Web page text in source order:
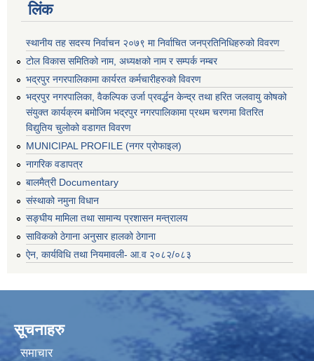
लिंक
स्थानीय तह सदस्य निर्वाचन २०७९ मा निर्वाचित जनप्रतिनिधिहरुको विवरण
टोल विकास समितिको नाम, अध्यक्षको नाम र सम्पर्क नम्बर
भद्रपुर नगरपालिकामा कार्यरत कर्मचारीहरुको विवरण
भद्रपुर नगरपालिका, वैकल्पिक उर्जा प्रवर्द्धन केन्द्र तथा हरित जलवायु कोषको
संयुक्त कार्यक्रम बमोजिम भद्रपुर नगरपालिकामा प्रथम चरणमा वितरित
विद्युतिय चुलोको वडागत विवरण
MUNICIPAL PROFILE (नगर प्रोफाइल)
नागरिक वडापत्र
बालमैत्री Documentary
संस्थाको नमुना विधान
सङ्घीय मामिला तथा सामान्य प्रशासन मन्त्रालय
साविकको ठेगाना अनुसार हालको ठेगाना
ऐन, कार्यविधि तथा नियमावली- आ.व २०८२/०८३
सूचनाहरु
समाचार